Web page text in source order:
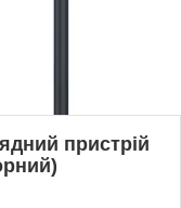
пристрій